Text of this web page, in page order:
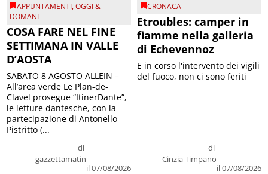
APPUNTAMENTI,OGGI &
DOMANI
COSA FARE NEL FINE
SETTIMANA IN VALLE
D’AOSTA
di
gazzettamatin
il 07/08/2026
SABATO 8 AGOSTO ALLEIN –
All’area verde Le Plan-de-
Clavel prosegue “ItinerDante”,
le letture dantesche, con la
partecipazione di Antonello
Pistritto (...
CRONACA
Etroubles: camper in
fiamme nella galleria
di Echevennoz
di
Cinzia Timpano
il 07/08/2026
E in corso l'intervento dei vigili
del fuoco, non ci sono feriti